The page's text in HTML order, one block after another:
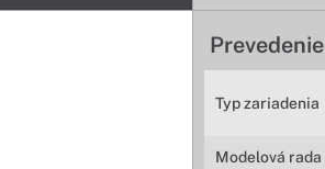
Prevedenie
Typ zariadenia
Modelová rada